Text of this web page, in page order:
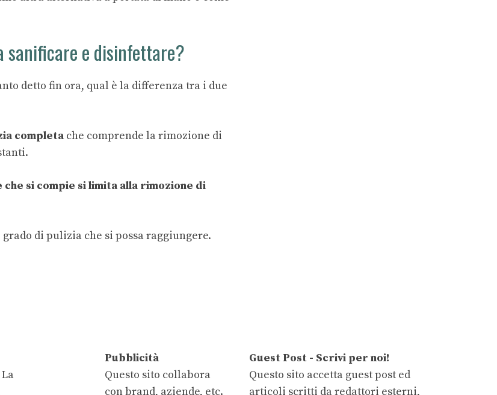
sanificare e disinfettare?
detto fin ora, qual è la differenza tra i due
completa che comprende la rimozione di
si compie si limita alla rimozione di
di pulizia che si possa raggiungere.
Pubblicità
Questo sito collabora
con brand, aziende, etc.
Guest Post - Scrivi per noi!
Questo sito accetta guest post ed
articoli scritti da redattori esterni,